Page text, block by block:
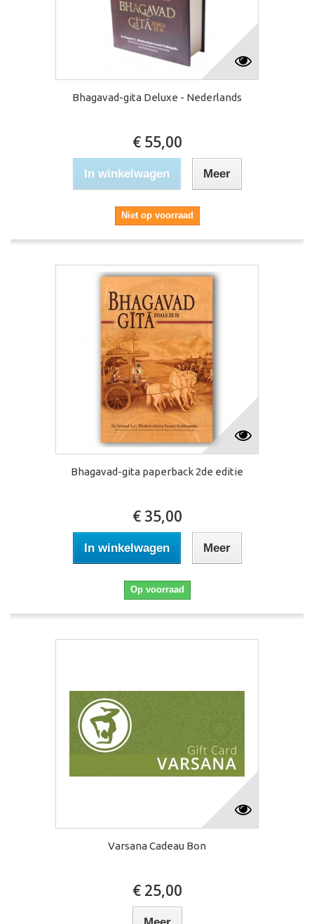
Bhagavad-gita Deluxe - Nederlands
€ 55,00
In winkelwagen Meer
Niet op voorraad
Bhagavad-gita paperback 2de editie
€ 35,00
In winkelwagen Meer
Op voorraad
Varsana Cadeau Bon
€ 25,00